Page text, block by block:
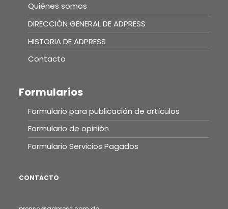
Quiénes somos
DIRECCIÓN GENERAL DE ADPRESS
HISTORIA DE ADPRESS
Contacto
Formularios
Formulario para publicación de artículos
Formulario de opinión
Formulario Servicios Pagados
CONTACTO